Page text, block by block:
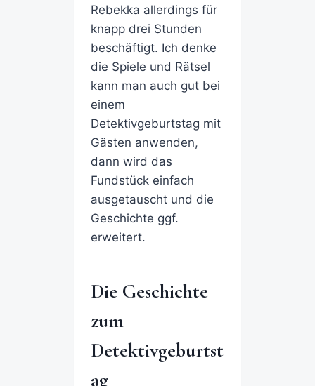
Rebekka allerdings für
knapp drei Stunden
beschäftigt. Ich denke
die Spiele und Rätsel
kann man auch gut bei
einem
Detektivgeburtstag mit
Gästen anwenden,
dann wird das
Fundstück einfach
ausgetauscht und die
Geschichte ggf.
erweitert.
Die Geschichte
zum
Detektivgeburtst
ag